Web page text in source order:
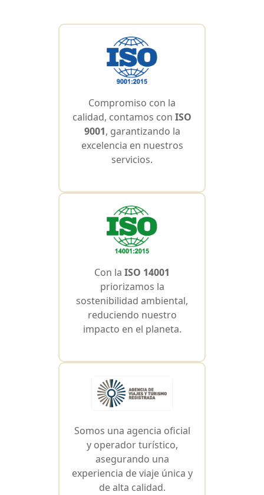
Compromiso con la
calidad, contamos con ISO
9001, garantizando la
excelencia en nuestros
servicios.
Con la ISO 14001
priorizamos la
sostenibilidad ambiental,
reduciendo nuestro
impacto en el planeta.
Somos una agencia oficial
y operador turístico,
asegurando una
experiencia de viaje única y
de alta calidad.